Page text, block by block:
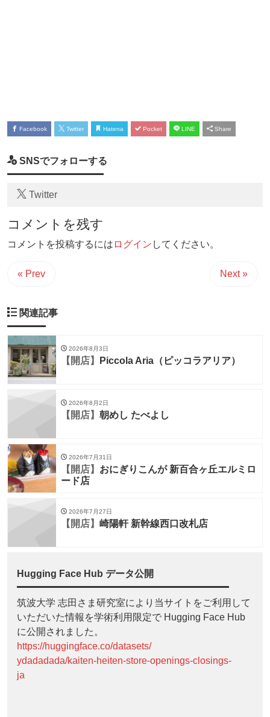
Facebook Twitter Hatena Pocket LINE Share
SNSでフォローする
Twitter
コメントを残す
コメントを投稿するには ログイン してください。
« Prev Next »
関連記事
2026年8月3日
【開店】 Piccola Aria（ピッコラアリア）
2026年8月2日
【開店】 朝めし たべよし
2026年7月31日
【開店】 おにぎりこんが 新百合ヶ丘エルミロ
ード店
2026年7月27日
【開店】 崎陽軒 新幹線西口改札店
Hugging Face Hub データ公開
筑波大学 志田さま研究室により当サイトをご利用して
いただいた情報を学術利用限定で Hugging Face Hub
に公開されました。
https://huggingface.co/datasets/
ydadadada/kaiten-heiten-store-openings-closings-
ja